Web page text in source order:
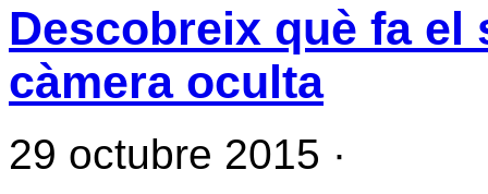
Descobreix què fa el
càmera oculta
29 octubre 2015 ·